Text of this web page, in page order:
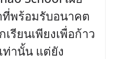
พร้อมรับอนาคต
เรียนเพียงเพื่อก้าว
ท่านั้น แต่ยัง